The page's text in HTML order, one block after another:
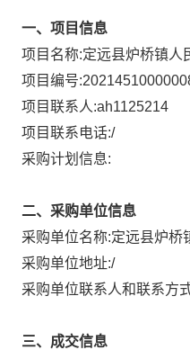
一、项目信息
项目名称:定远县炉桥镇人
项目编号:
项目联系人:ah1125214
项目联系电话:/
采购计划信息:
二、采购单位信息
采购单位名称:定远县炉桥
采购单位地址:/
采购单位联系人和联系方
三、成交信息